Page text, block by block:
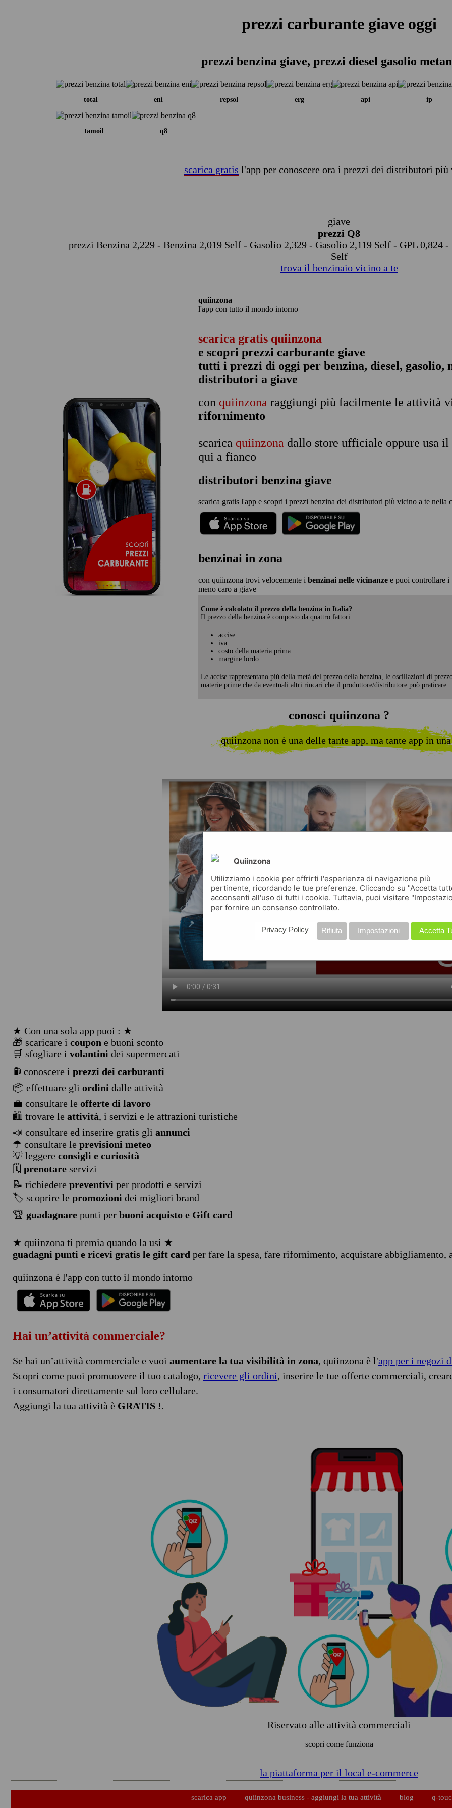
prezzi carburante giave oggi
prezzi benzina giave, prezzi diesel gasolio
total eni repsol erg api ip
tamoil q8
scarica gratis l'app per conoscere ora i prezzi dei distributori più
giave
prezzi Q8
prezzi Benzina 2,229 - Benzina 2,019 Self - Gasolio 2,329 - Gasolio 2,119 Self - GPL 0,824
Self
trova il benzinaio vicino a te
quiinzona
l'app con tutto il mondo intorno
scarica gratis quiinzona
e scopri prezzi carburante giave
tutti i prezzi di oggi per benzina, diesel, gasolio,
distributori a giave
con quiinzona raggiungi più facilmente le attività
rifornimento
scarica quiinzona dallo store ufficiale oppure usa il
qui a fianco
distributori benzina giave
scarica gratis l'app e scopri i prezzi benzina dei distributori più vicino a te nella
benzinai in zona
con quiinzona trovi velocemente i benzinai nelle vicinanze e puoi controllare i
meno caro a giave
Come è calcolato il prezzo della benzina in Italia?
Il prezzo della benzina è composto da quattro fattori:
accise
iva
costo della materia prima
margine lordo
Le accise rappresentano più della metà del prezzo della benzina, le oscillazioni di
materie prime che da eventuali altri rincari che il produttore/distributore può praticare.
conosci quiinzona ?
quiinzona non è una delle tante app, ma tante app in
★ Con una sola app puoi : ★
🎁 scaricare i coupon e buoni sconto
🛒 sfogliare i volantini dei supermercati
⛽ conoscere i prezzi dei carburanti
📦 effettuare gli ordini dalle attività
💼 consultare le offerte di lavoro
🛍️ trovare le attività, i servizi e le attrazioni turistiche
📣 consultare ed inserire gratis gli annunci
☂ consultare le previsioni meteo
💡 leggere consigli e curiosità
🗓️ prenotareservizi
📝 richiedere preventivi per prodotti e servizi
🏷️ scoprire le promozioni dei migliori brand
🏆 guadagnarepunti per buoni acquisto e Gift card
★ quiinzona ti premia quando la usi ★
guadagni punti e ricevi gratis le gift card per fare la spesa, fare rifornimento, acquistare abbigliamento,
quiinzona è l'app con tutto il mondo intorno
Hai un’attività commerciale?
Se hai un’attività commerciale e vuoi aumentare la tua visibilità in zona, quiinzona è l'app per i negozi
Scopri come puoi promuovere il tuo catalogo, ricevere gli ordini, inserire le tue offerte commerciali,
i consumatori direttamente sul loro cellulare.
Aggiungi la tua attività è GRATIS !.
Riservato alle attività commerciali
scopri come funziona
la piattaforma per il local e-commerce
scarica app quiinzona business - aggiungi la tua attività blog
q-
Quiinzona
Utilizziamo i cookie per offrirti l'esperienza di navigazione più
pertinente, ricordando le tue preferenze. Cliccando su "Accetta
acconsenti all'uso di tutti i cookie. Tuttavia, puoi visitare
per fornire un consenso controllato.
Accetta
Impostazioni
Rifiuta
Privacy Policy